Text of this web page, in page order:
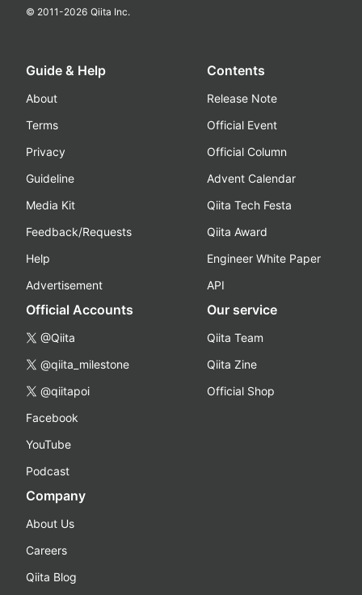
© 2011-2026 Qiita Inc.
Guide & Help
About
Terms
Privacy
Guideline
Media Kit
Feedback/Requests
Help
Advertisement
Contents
Release Note
Official Event
Official Column
Advent Calendar
Qiita Tech Festa
Qiita Award
Engineer White Paper
API
Official Accounts
@Qiita
@qiita_milestone
@qiitapoi
Facebook
YouTube
Podcast
Our service
Qiita Team
Qiita Zine
Official Shop
Company
About Us
Careers
Qiita Blog